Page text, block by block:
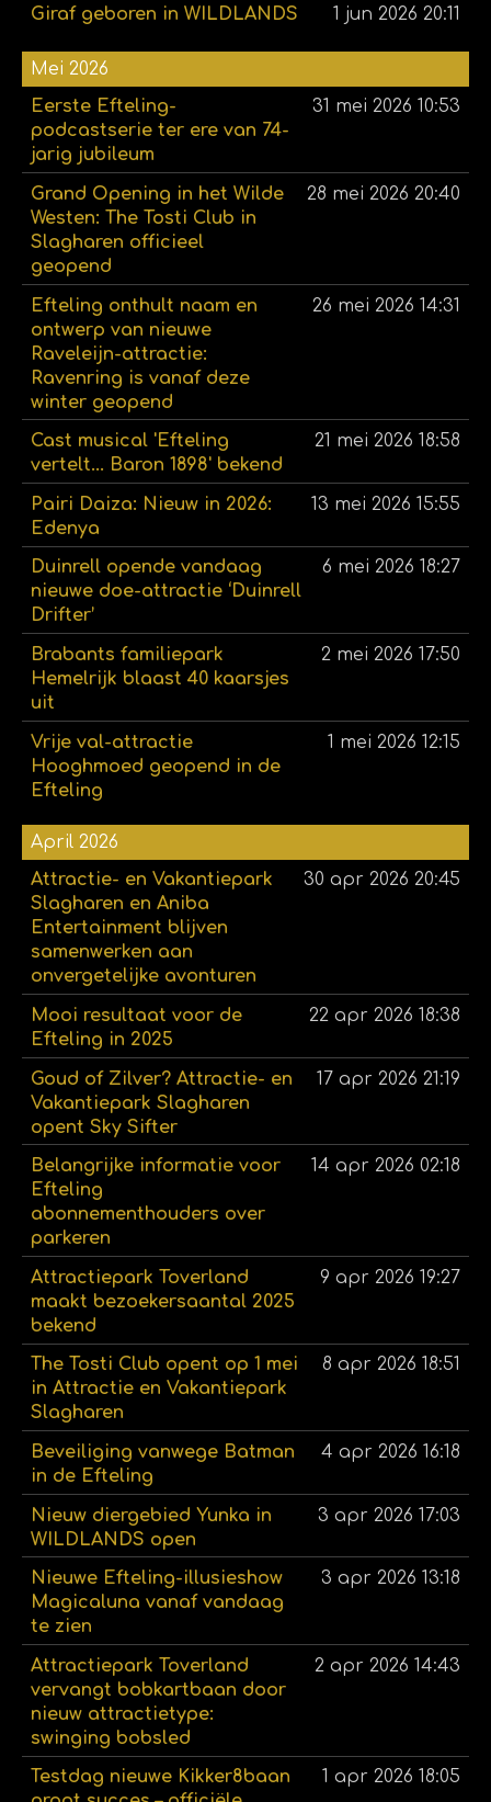
Giraf geboren in WILDLANDS 1 jun 2026 20:11
Mei 2026
Eerste Efteling-
podcastserie ter ere van 74-
jarig jubileum
31 mei 2026 10:53
Grand Opening in het Wilde
Westen: The Tosti Club in
Slagharen officieel
geopend
28 mei 2026 20:40
Efteling onthult naam en
ontwerp van nieuwe
Raveleijn-attractie:
Ravenring is vanaf deze
winter geopend
26 mei 2026 14:31
Cast musical 'Efteling
vertelt... Baron 1898' bekend
21 mei 2026 18:58
Pairi Daiza: Nieuw in 2026:
Edenya
13 mei 2026 15:55
Duinrell opende vandaag
nieuwe doe-attractie ‘Duinrell
Drifter’
6 mei 2026 18:27
Brabants familiepark
Hemelrijk blaast 40 kaarsjes
uit
2 mei 2026 17:50
Vrije val-attractie
Hooghmoed geopend in de
Efteling
1 mei 2026 12:15
April 2026
Attractie- en Vakantiepark
Slagharen en Aniba
Entertainment blijven
samenwerken aan
onvergetelijke avonturen
30 apr 2026 20:45
Mooi resultaat voor de
Efteling in 2025
22 apr 2026 18:38
Goud of Zilver? Attractie- en
Vakantiepark Slagharen
opent Sky Sifter
17 apr 2026 21:19
Belangrijke informatie voor
Efteling
abonnementhouders over
parkeren
14 apr 2026 02:18
Attractiepark Toverland
maakt bezoekersaantal 2025
bekend
9 apr 2026 19:27
The Tosti Club opent op 1 mei
in Attractie en Vakantiepark
Slagharen
8 apr 2026 18:51
Beveiliging vanwege Batman
in de Efteling
4 apr 2026 16:18
Nieuw diergebied Yunka in
WILDLANDS open
3 apr 2026 17:03
Nieuwe Efteling-illusieshow
Magicaluna vanaf vandaag
te zien
3 apr 2026 13:18
Attractiepark Toverland
vervangt bobkartbaan door
nieuw attractietype:
swinging bobsled
2 apr 2026 14:43
Testdag nieuwe Kikker8baan
1 apr 2026 18:05